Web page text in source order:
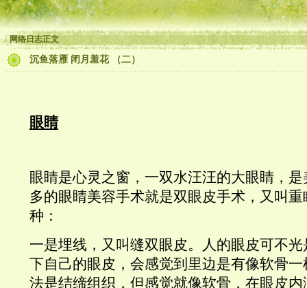
网络日志正文
沉鱼落雁 闭月羞花 （二）
眼睛
眼睛是心灵之窗，一双水汪汪的大眼睛，
多的眼睛美容手术就是双眼皮手术，又叫
种：
一是埋线，又叫缝双眼皮。人的眼皮可不
下自己的眼皮，会感觉到里边是有像软骨
法是结缔组织，但感觉就像软骨，在眼皮